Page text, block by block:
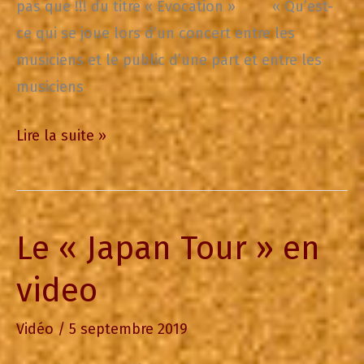
pas que !!! du titre « Evocation » « Qu’est-
ce qui se joue lors d’un concert entre les
musiciens et le public d’une part et entre les
musiciens
Evocation
is
out
!!!
Lire la suite »
Le « Japan Tour » en
video
Vidéo / 5 septembre 2019